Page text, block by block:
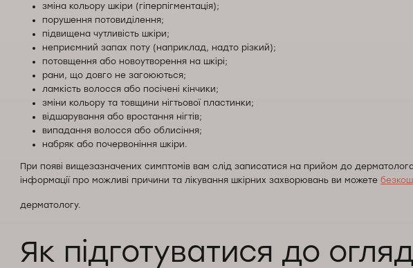
зміна кольору шкіри (гіперпігментація);
порушення потовиділення;
підвищена чутливість шкіри;
неприємний запах поту (наприклад, надто різкий);
потовщення або новоутворення на шкірі;
рани, що довго не загоюються;
ламкість волосся або посічені кінчики;
зміни кольору та товщини нігтьової пластинки;
відшарування або вростання нігтів;
випадання волосся або облисіння;
набряк або почервоніння шкіри.
При появі вищезазначених симптомів вам слід записатися на прийом до
інформації про можливі причини та лікування шкірних захворювань ви можете
дерматологу.
Як підготуватися до